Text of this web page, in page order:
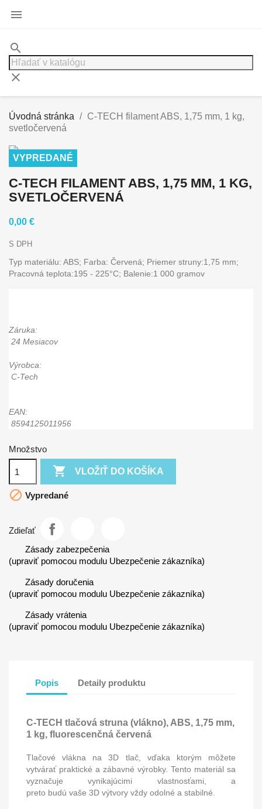

search
clear
Úvodná stránka
C-TECH filament ABS, 1,75 mm, 1 kg,
svetločervená
VYPREDANÉ
C-TECH FILAMENT ABS, 1,75 MM, 1 KG,
SVETLOČERVENÁ
0,00 €
S DPH
Typ materiálu: ABS; Farba: Červená; Priemer struny:1,75 mm;
Pracovná teplota:195 - 225°C; Balenie:1 000 gramov
Záruka:
24 Mesiacov
Výrobca:
C-Tech
EAN:
8594125011956
Množstvo
 VLOŽIŤ DO KOŠÍKA
 Vypredané
Zdieľať
Zásady zabezpečenia
(upraviť pomocou modulu Ubezpečenie zákazníka)
Zásady doručenia
(upraviť pomocou modulu Ubezpečenie zákazníka)
Zásady vrátenia
(upraviť pomocou modulu Ubezpečenie zákazníka)
Popis Detaily produktu
C-TECH tlačová struna (vlákno), ABS, 1,75 mm,
1 kg, fluorescenčná červená
Tlačové vlákna na3D tlač, vďaka ktorým môžete
vytvárať praktické a zábavné výrobky. Tento materiál sa
vyznačuje vynikajúcimi vlastnosťami, a
preto budú vaše 3D výtvory vždy odolné a stabilné